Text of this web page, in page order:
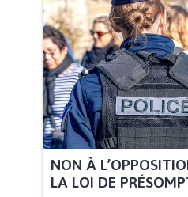
NON À
LA LOI DE